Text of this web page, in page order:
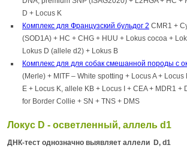
D + Locus K
Комплекс для Французский бульдог 2 CMR1 +
(SOD1A) + HC + CHG + HUU + Lokus cocoa +
Lokus D (allele d2) + Lokus B
Комплекс для для собак смешанной породы с
(Merle) + MITF – White spotting + Locus A +
E + Locus K, allele KB + Locus I + CEA + MDR1 +
for Border Collie + SN + TNS + DMS
Локус D - осветленный, аллель d1
ДНК-тест однозначно выявляет аллели D, d1